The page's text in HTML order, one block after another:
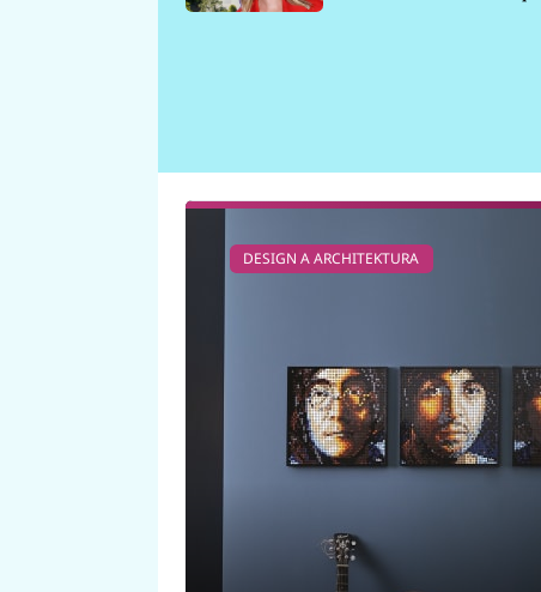
DESIGN A ARCHITEKTURA